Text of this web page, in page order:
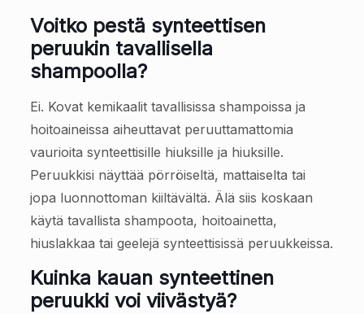
Voitko pestä synteettisen
peruukin tavallisella
shampoolla?
Ei. Kovat kemikaalit tavallisissa shampoissa ja
hoitoaineissa aiheuttavat peruuttamattomia
vaurioita synteettisille hiuksille ja hiuksille.
Peruukkisi näyttää pörröiseltä, mattaiselta tai
jopa luonnottoman kiiltävältä. Älä siis koskaan
käytä tavallista shampoota, hoitoainetta,
hiuslakkaa tai geelejä synteettisissä peruukkeissa.
Kuinka kauan synteettinen
peruukki voi viivästyä?